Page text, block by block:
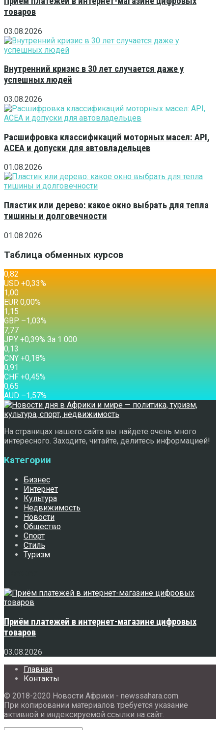
товаров
03.08.2026
Внутренний кризис в 30 лет случается даже у
успешных людей
03.08.2026
Расшифровка классификаций моторных масел: API,
ACEA и допуски для автовладельцев
01.08.2026
Пластик или дерево: какое окно выбрать для тепла
тишины и долговечности
01.08.2026
Таблица обменных курсов
0,82
USD +0,33%
1,00
EUR 0,00%
1,15
GBP –1,03%
7,77
JPY +0,39% За 1 000
0,13
CNY +0,18%
0,91
CHF +0,45%
0,65
AUD –1,57%
На страницах нашего сайта вы найдете очень много
интересного. Заходите, читайте, делитесь информацией!
Категории
Бизнес
Интернет
Культура
Недвижимость
Новости
Общество
Спорт
Стиль
Туризм
Приём платежей в интернет-магазине цифровых
товаров
03.08.2026
Главная
Контакты
© 2018-2020 Новости Африки - newssahara.com.
При копировании материалов требуется указание
активной и индексируемой ссылки на сайт.